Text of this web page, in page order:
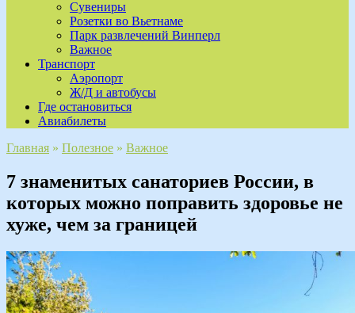
Сувениры
Розетки во Вьетнаме
Парк развлечений Винперл
Важное
Транспорт
Аэропорт
Ж/Д и автобусы
Где остановиться
Авиабилеты
Главная » Полезное » Важное
7 знаменитых санаториев России, в
которых можно поправить здоровье не
хуже, чем за границей